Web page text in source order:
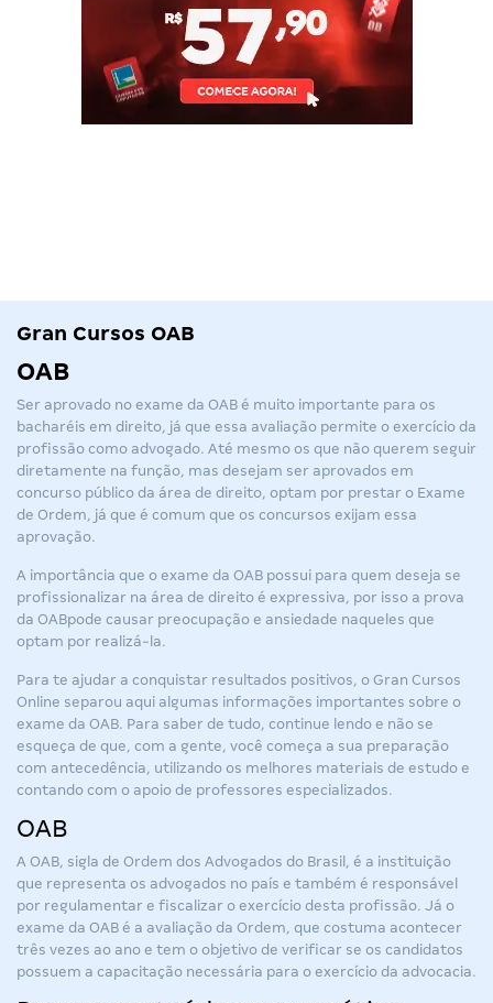
Gran Cursos OAB
OAB
Ser aprovado no exame da OAB é muito importante para os
bacharéis em direito, já que essa avaliação permite o exercício da
profissão como advogado. Até mesmo os que não querem seguir
diretamente na função, mas desejam ser aprovados em
concurso público da área de direito, optam por prestar o Exame
de Ordem, já que é comum que os concursos exijam essa
aprovação.
A importância que o exame da OAB possui para quem deseja se
profissionalizar na área de direito é expressiva, por isso a prova
da OABpode causar preocupação e ansiedade naqueles que
optam por realizá-la.
Para te ajudar a conquistar resultados positivos, o Gran Cursos
Online separou aqui algumas informações importantes sobre o
exame da OAB. Para saber de tudo, continue lendo e não se
esqueça de que, com a gente, você começa a sua preparação
com antecedência, utilizando os melhores materiais de estudo e
contando com o apoio de professores especializados.
OAB
A OAB, sigla de Ordem dos Advogados do Brasil, é a instituição
que representa os advogados no país e também é responsável
por regulamentar e fiscalizar o exercício desta profissão. Já o
exame da OAB é a avaliação da Ordem, que costuma acontecer
três vezes ao ano e tem o objetivo de verificar se os candidatos
possuem a capacitação necessária para o exercício da advocacia.